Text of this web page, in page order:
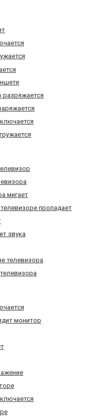
мигает
пропадает
звука
телевизора
монитор